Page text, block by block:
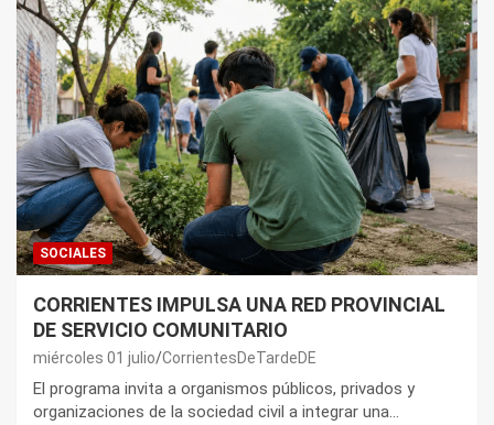
SOCIALES
CORRIENTES IMPULSA UNA RED PROVINCIAL
DE SERVICIO COMUNITARIO
miércoles 01 julio CorrientesDeTardeDE
El programa invita a organismos públicos, privados y
organizaciones de la sociedad civil a integrar una…